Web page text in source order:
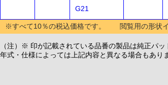
G21
※すべて10％の税込価格です。 閲覧用の形状イ
（注）※ 印が記載されている品番の製品は純正パ
年式・仕様によっては上記内容と異なる場合もあり